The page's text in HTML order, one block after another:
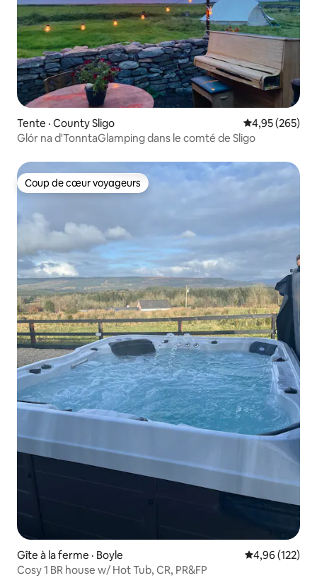
Tente · County Sligo Note
4,95 (265)
Glór na d'TonntaGlamping dans le comté de Sligo
Coup de cœur voyageurs
Coup de cœur voyageurs
Gîte à la ferme · Boyle Note
4,96 (122)
Cosy 1 BR house w/ Hot Tub, CR, PR&FP